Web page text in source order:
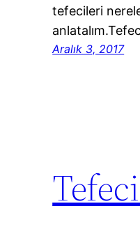
tefecileri
Aralık 3, 2017